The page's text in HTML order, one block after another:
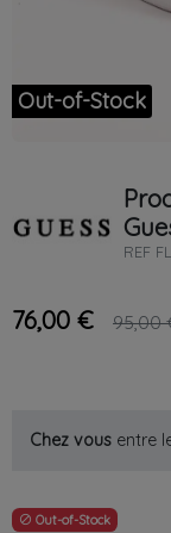
Out-of-Stock
REF
76,00 € 95,00
Chez vous entre
 Out-of-Stock